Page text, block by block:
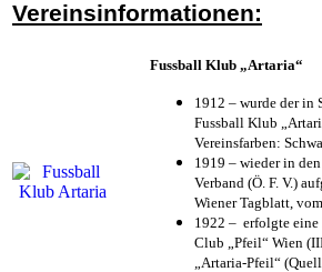
Vereinsinformationen:
Fussball Klub „Artaria“
1912 – wurde der in
Fussball Klub
Vereinsfarben:
1919 – wieder in
Verband (Ö. F. V.)
Wiener Tagblatt,
1922 – erfolgte eine
Club „Pfeil“ Wien
„Artaria-Pfeil“